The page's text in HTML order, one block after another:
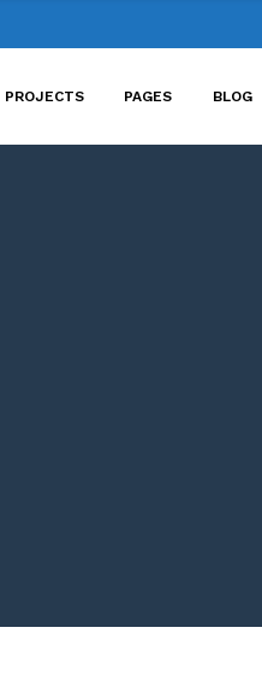
PROJECTS PAGES BLOG